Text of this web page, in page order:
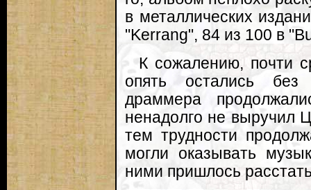
в металлических
"Kerrang", 84 из 100 в
К сожалению, почти
опять остались без
драммера
ненадолго не выручил
тем трудности
могли оказывать
ними пришлось